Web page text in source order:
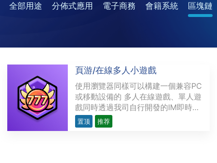
全部用途 分佈式應用 電子商務 會籍系統 區塊鏈
頁游/在線多人小遊戲
使用瀏覽器同樣可以構建一個兼容PC
或移動設備的 多人在線遊戲、單人遊
戲同時透過我司自行開發的IM即時聊
天系統可增加遊戲中的實時互動
https://yhtech.mo/Services/IM-
置顶 推荐